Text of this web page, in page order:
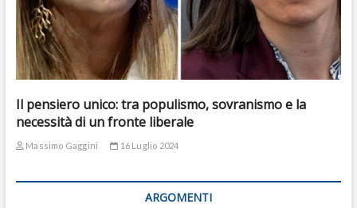
Il pensiero unico: tra populismo, sovranismo e la
necessità di un fronte liberale
Massimo Gaggini 16 Luglio 2024
ARGOMENTI